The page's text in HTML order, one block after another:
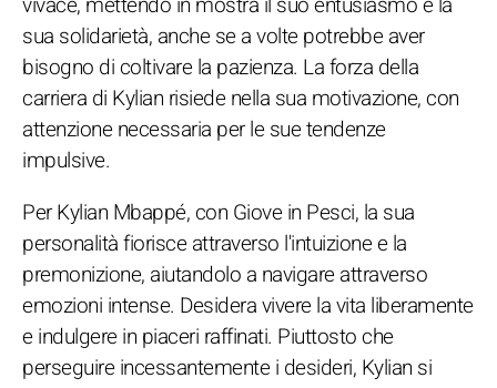
sua solidarietà, anche se a volte potrebbe aver
bisogno di coltivare la pazienza. La forza della
carriera di Kylian risiede nella sua motivazione, con
attenzione necessaria per le sue tendenze
impulsive.
Per Kylian Mbappé, con Giove in Pesci, la sua
personalità fiorisce attraverso l'intuizione e la
premonizione, aiutandolo a navigare attraverso
emozioni intense. Desidera vivere la vita liberamente
e indulgere in piaceri raffinati. Piuttosto che
perseguire incessantemente i desideri, Kylian si